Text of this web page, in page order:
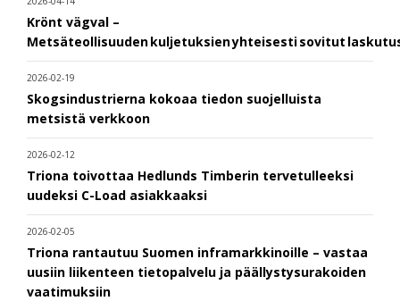
Krönt vägval –
Metsäteollisuuden kuljetuksien yhteisesti sovitut
2026-02-19
Skogsindustrierna kokoaa tiedon suojelluista
metsistä verkkoon
2026-02-12
Triona toivottaa Hedlunds Timberin tervetulleeksi
uudeksi C-Load asiakkaaksi
2026-02-05
Triona rantautuu Suomen inframarkkinoille – vastaa
uusiin liikenteen tietopalvelu ja päällystysurakoiden
vaatimuksiin